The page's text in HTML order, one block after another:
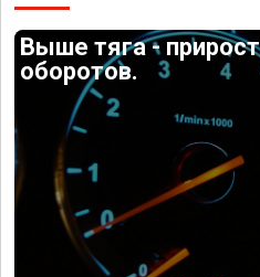
Выше тяга -
оборотов.